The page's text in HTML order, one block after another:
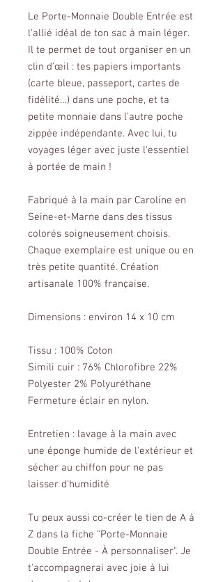
Le Porte-Monnaie Double Entrée est
l'allié idéal de ton sac à main léger.
Il te permet de tout organiser en un
clin d'œil : tes papiers importants
(carte bleue, passeport, cartes de
fidélité…) dans une poche, et ta
petite monnaie dans l'autre poche
zippée indépendante. Avec lui, tu
voyages léger avec juste l'essentiel
à portée de main !
Fabriqué à la main par Caroline en
Seine-et-Marne dans des tissus
colorés soigneusement choisis.
Chaque exemplaire est unique ou en
très petite quantité. Création
artisanale 100% française.
Dimensions : environ 14 x 10 cm
Tissu : 100% Coton
Simili cuir : 76% Chlorofibre 22%
Polyester 2% Polyuréthane
Fermeture éclair en nylon.
Entretien : lavage à la main avec
une éponge humide de l'extérieur et
sécher au chiffon pour ne pas
laisser d'humidité
Tu peux aussi co-créer le tien de A à
Z dans la fiche "Porte-Monnaie
Double Entrée - À personnaliser". Je
t'accompagnerai avec joie à lui